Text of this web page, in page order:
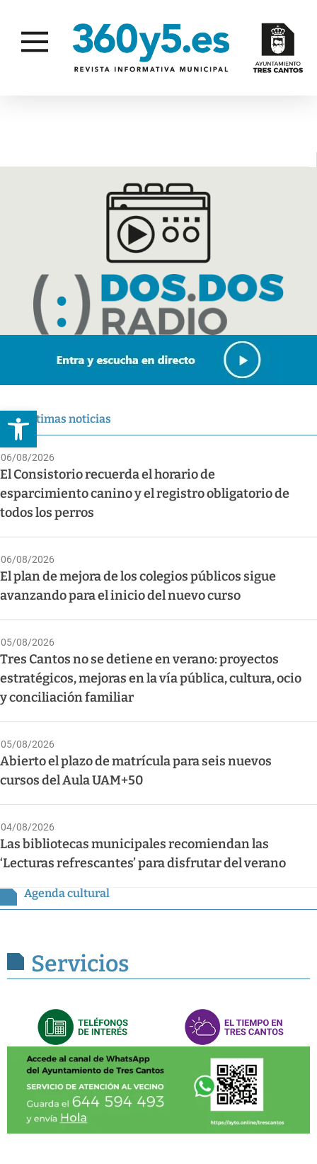
Abrir barra de herramientas
Últimas noticias
06/08/2026
El Consistorio recuerda el horario de
esparcimiento canino y el registro obligatorio de
todos los perros
06/08/2026
El plan de mejora de los colegios públicos sigue
avanzando para el inicio del nuevo curso
05/08/2026
Tres Cantos no se detiene en verano: proyectos
estratégicos, mejoras en la vía pública, cultura, ocio
y conciliación familiar
05/08/2026
Abierto el plazo de matrícula para seis nuevos
cursos del Aula UAM+50
04/08/2026
Las bibliotecas municipales recomiendan las
‘Lecturas refrescantes’ para disfrutar del verano
Agenda cultural
Servicios